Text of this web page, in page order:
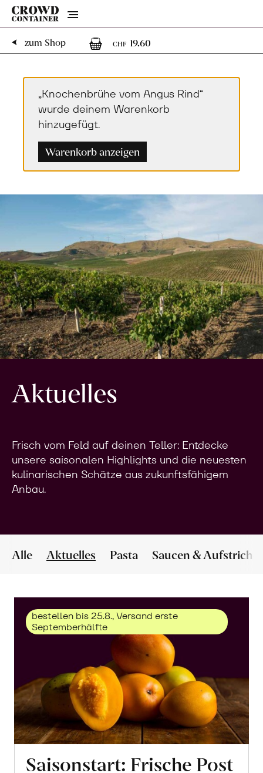
Menu
zum Shop
CHF 19.60
„Knochenbrühe vom Angus Rind“
wurde deinem Warenkorb
hinzugefügt.
Warenkorb anzeigen
Aktuelles
Frisch vom Feld auf deinen Teller: Entdecke
unsere saisonalen Highlights und die neuesten
kulinarischen Schätze aus zukunftsfähigem
Anbau.
Alle Aktuelles Pasta Saucen & Aufstriche
bestellen bis 25.8., Versand erste
Septemberhälfte
Saisonstart: Frische Post